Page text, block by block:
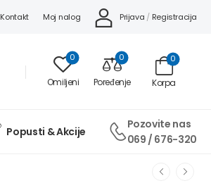
Kontakt Moj nalog Prijava / Registracija
0
Omiljeni
0
Poređenje Korpa
0
Popusti & Akcije
Pozovite nas
069 / 676-320